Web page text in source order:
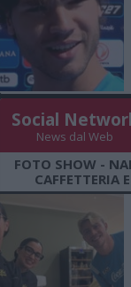
Social
News dal Web
FOTO SHOW -
CAFFETTERIA